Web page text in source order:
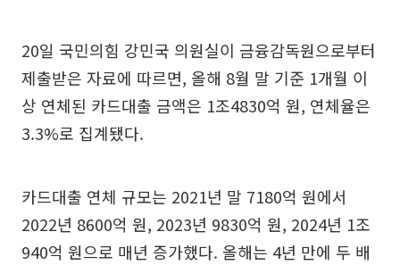
20일 국민의힘 강민국 의원실이 금융감독원으로부터
제출받은 자료에 따르면, 올해 8월 말 기준 1개월 이
상 연체된 카드대출 금액은 1조4830억 원, 연체율은
3.3%로 집계됐다.
카드대출 연체 규모는 2021년 말 7180억 원에서
2022년 8600억 원, 2023년 9830억 원, 2024년 1조
940억 원으로 매년 증가했다. 올해는 4년 만에 두 배